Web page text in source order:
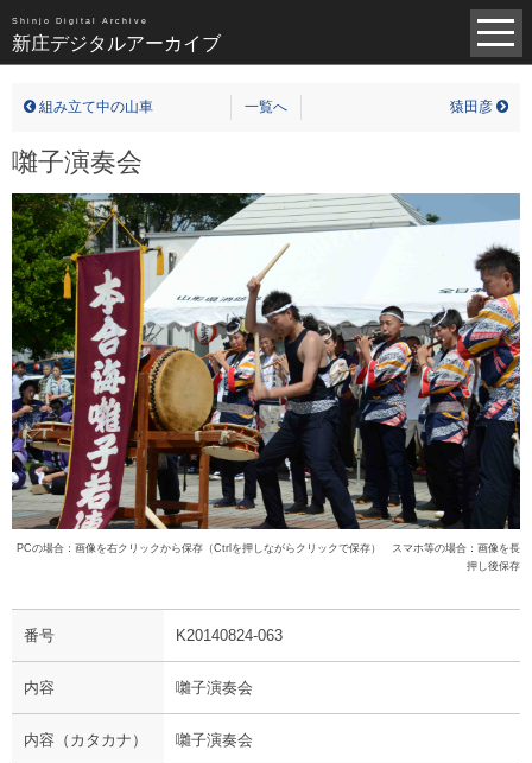
Shinjo Digital Archive
新庄デジタルアーカイブ
近世（14） 近代（19）
タグ全一覧
新庄デジタルアーカイブについて
TOPページ
組み立て中の山車 一覧へ 猿田彦
囃子演奏会
PCの場合：画像を右クリックから保存（Ctrlを押しながらクリックで保存） スマホ等の場合：画像を長
押し後保存
番号 K20140824-063
内容 囃子演奏会
内容（カタカナ） 囃子演奏会